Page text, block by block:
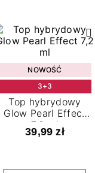
NOWOŚĆ
3+3
Top hybrydowy
Glow Pearl Effect
7,2 ml
39,99 zł